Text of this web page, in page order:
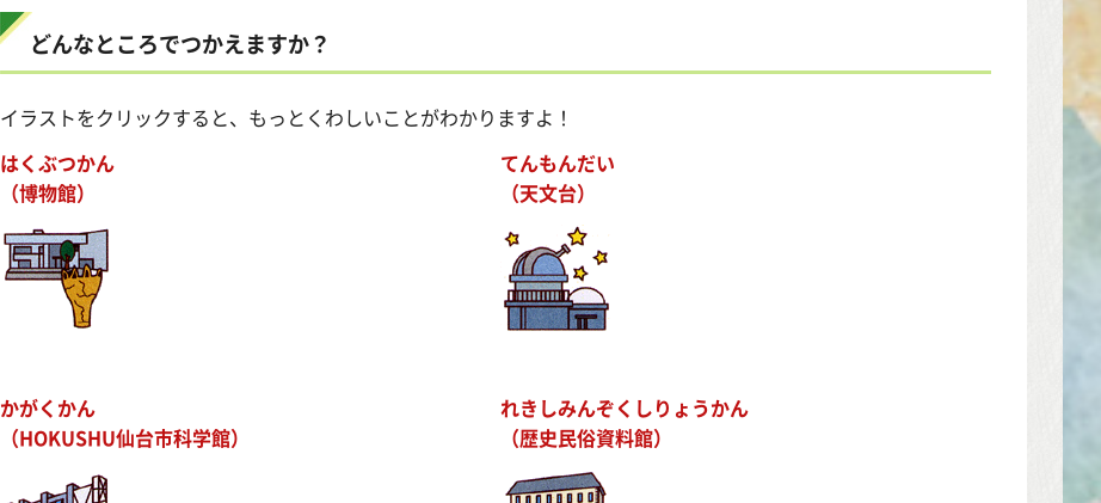
どんなところでつかえますか？
イラストをクリックすると、もっとくわしいことがわかりますよ！
はくぶつかん
（博物館）
てんもんだい
（天文台）
かがくかん
（HOKUSHU仙台市科学館）
れきしみんぞくしりょうかん
（歴史民俗資料館）